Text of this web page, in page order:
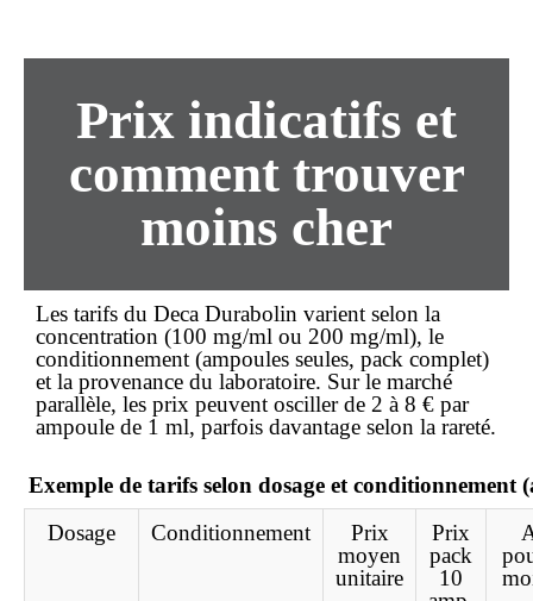
Prix indicatifs et
comment trouver
moins cher
Les tarifs du Deca Durabolin varient selon la
concentration (100 mg/ml ou 200 mg/ml), le
conditionnement (ampoules seules, pack complet)
et la provenance du laboratoire. Sur le marché
parallèle, les prix peuvent osciller de 2 à 8 € par
ampoule de 1 ml, parfois davantage selon la rareté.
Exemple de tarifs selon dosage et conditionnement
Dosage
Conditionnement
Prix
moyen
unitaire
Prix
pack
10